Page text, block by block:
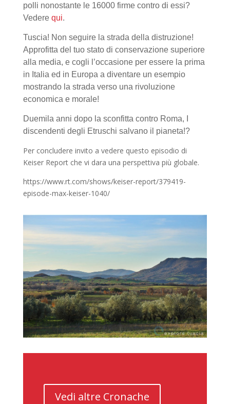
polli nonostante le 16000 firme contro di essi?
Vedere qui.
Tuscia! Non seguire la strada della distruzione!
Approfitta del tuo stato di conservazione superiore
alla media, e cogli l’occasione per essere la prima
in Italia ed in Europa a diventare un esempio
mostrando la strada verso una rivoluzione
economica e morale!
Duemila anni dopo la sconfitta contro Roma, I
discendenti degli Etruschi salvano il pianeta!?
Per concludere invito a vedere questo episodio di
Keiser Report che vi dara una perspettiva più globale.
https://www.rt.com/shows/keiser-report/379419-
episode-max-keiser-1040/
Vedi altre Cronache